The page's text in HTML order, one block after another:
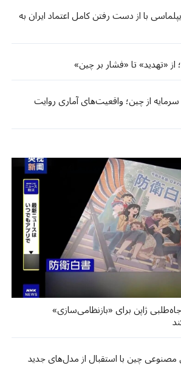
با از دست رفتن کامل اعتماد ایران به
«تهدید» تا «فشار بر چین»
سرمایه از چین؛ واقعیت‌های آماری روایت
ژاپن برای «بازنظامی‌سازی»
چین با استقبال از مدل‌های جدید